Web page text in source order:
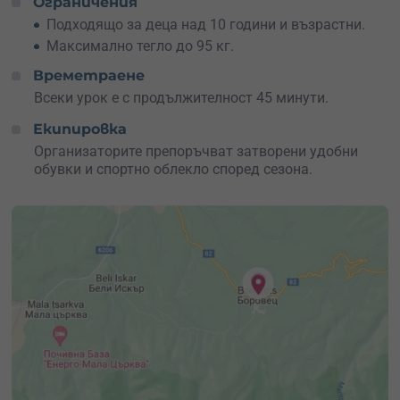
незабравими моменти.
Запиши се сега и дай воля на приключенския дух в
теб!
Подходящо за деца над 10 години и възрастни.
Максимално тегло до 95 кг.
Времетраене
Всеки урок е с продължителност 45 минути.
Екипировка
Организаторите препоръчват затворени удобни
обувки и спортно облекло според сезона.